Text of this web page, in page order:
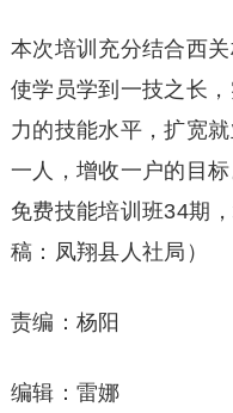
本次培训充分结合西
使学员学到一技之长
力的技能水平，扩宽
一人，增收一户的目
免费技能培训班34期
稿：凤翔县人社局）
责编：杨阳
编辑：雷娜